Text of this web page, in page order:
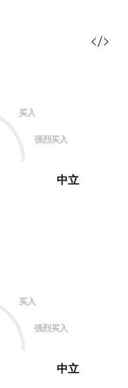
买入
强烈买入
中立
买入
强烈买入
中立